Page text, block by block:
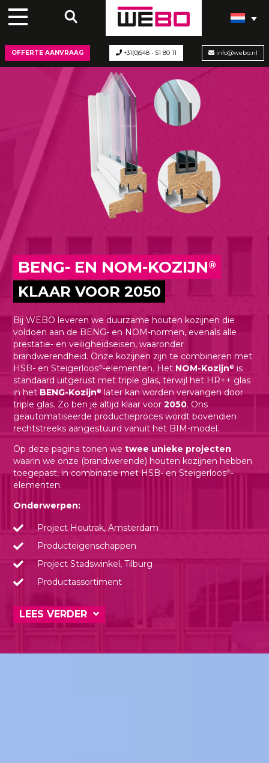
OFFERTE AANVRAAG +31(0)548 - 51 80 11 info@webo.nl
BENG- EN NOM-KOZIJN®
KLAAR VOOR 2050
Bij WEBO leveren we duurzame houten kozijnen die
voldoen aan de BENG- en NOM-normen, evenals alle
prestatie- en veiligheidseisen, waaronder
brandwerendheid. Onze kozijnen zijn te combineren met
HSB- en Steigerloos®-elementen. Het NOM-Kozijn® is
standaard uitgerust met triple glas, terwijl het HR++ glas
in het BENG-Kozijn® later kan worden vervangen door
triple glas. Zo ben je altijd klaar voor2050. Ons
geautomatiseerde productieproces wordt bovendien
rechtstreeks aangestuurd vanuit het BIM-model.
Op deze pagina tonen wetwee unieke projecten
waarin we onze (brandwerende) houten kozijnen hebben
toegepast, in combinatie met HSB- en Steigerloos®-
elementen.
Onderwerpen:
Project Houtrak, Amsterdam
Producteigenschappen
Project Stadswinkel, Tilburg
Productassortiment
LEES VERDER